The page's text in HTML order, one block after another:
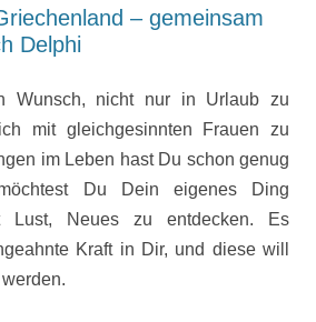
– gemeinsam
Delphi
Wunsch, nicht nur in Urlaub zu
mit gleichgesinnten Frauen zu
im Leben hast Du schon genug
Du Dein eigenes Ding
Lust, Neues zu entdecken. Es
Kraft in Dir, und diese will